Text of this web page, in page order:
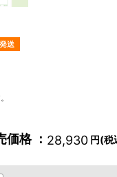
送
価格 ： 28,930 円(税